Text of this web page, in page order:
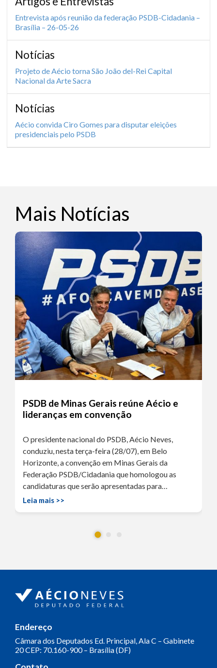
Entrevista após reunião da federação PSDB-Cidadania –
Brasília – 26-05-26
Notícias
Projeto de Aécio torna São João del-Rei Capital
Nacional da Arte Sacra
Notícias
Aécio convida Ciro Gomes para disputar eleições
presidenciais pelo PSDB
Mais Notícias
PSDB de Minas Gerais reúne Aécio e
lideranças em convenção
O presidente nacional do PSDB, Aécio Neves,
conduziu, nesta terça-feira (28/07), em Belo
Horizonte, a convenção em Minas Gerais da
Federação PSDB/Cidadania que homologou as
candidaturas que serão apresentadas para…
Leia mais >>
Endereço
Câmara dos Deputados Ed. Principal, Ala C – Gabinete
20CEP: 70.160-900 – Brasília (DF)